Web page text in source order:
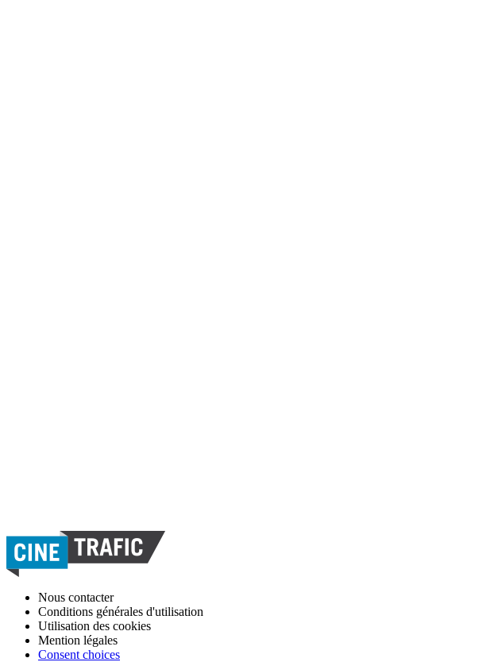
Nous contacter
Conditions générales d'utilisation
Utilisation des cookies
Mention légales
Consent choices